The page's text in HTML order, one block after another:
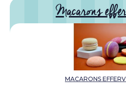
Macarons
MACARONS